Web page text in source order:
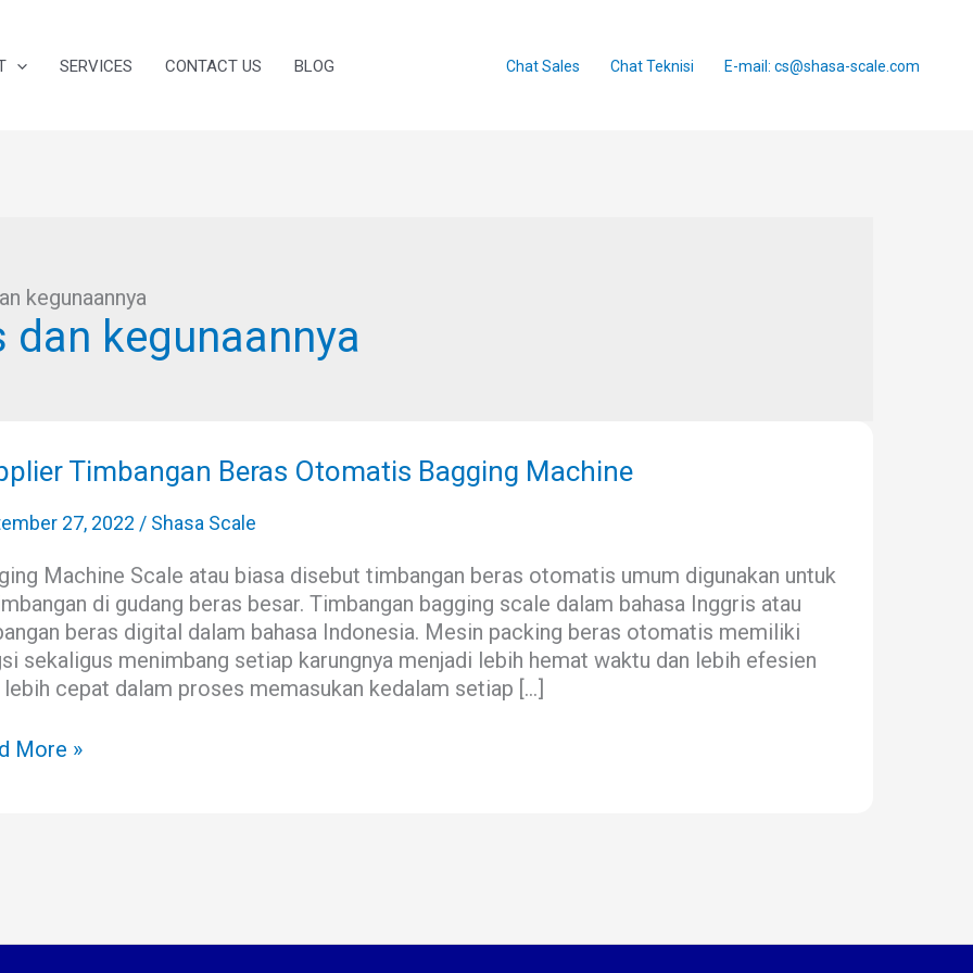
SERVICES CONTACT US BLOG Chat Sales Chat Teknisi E-mail: cs@shasa-scale.com
kegunaannya
kegunaannya
Timbangan Beras Otomatis Bagging Machine
27, 2022 / Shasa Scale
Machine Scale atau biasa disebut timbangan beras otomatis umum digunakan untuk
di gudang beras besar. Timbangan bagging scale dalam bahasa Inggris atau
beras digital dalam bahasa Indonesia. Mesin packing beras otomatis memiliki
sekaligus menimbang setiap karungnya menjadi lebih hemat waktu dan lebih efesien
lebih cepat dalam proses memasukan kedalam setiap […]
More »